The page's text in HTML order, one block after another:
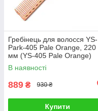
Гребінець для волосся YS-
Park-405 Pale Orange, 220
мм (YS-405 Pale Orange)
В наявності
889 ₴ 930 ₴
Купити